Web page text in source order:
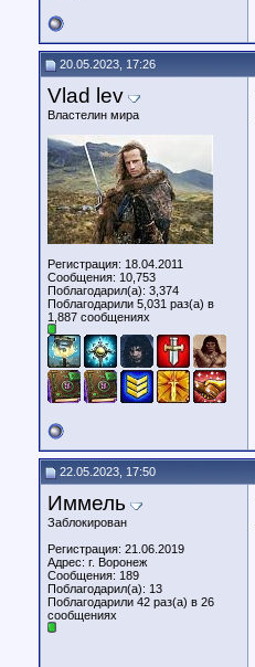
20.05.2023, 17:26
Vlad lev
Властелин мира
Регистрация: 18.04.2011
Сообщения: 10,753
Поблагодарил(а): 3,374
Поблагодарили 5,031 раз(а) в
1,887 сообщениях
22.05.2023, 17:50
Иммель
Заблокирован
Регистрация: 21.06.2019
Адрес: г. Воронеж
Сообщения: 189
Поблагодарил(а): 13
Поблагодарили 42 раз(а) в 26
сообщениях